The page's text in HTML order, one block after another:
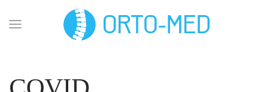
Przejdź do głównej treści